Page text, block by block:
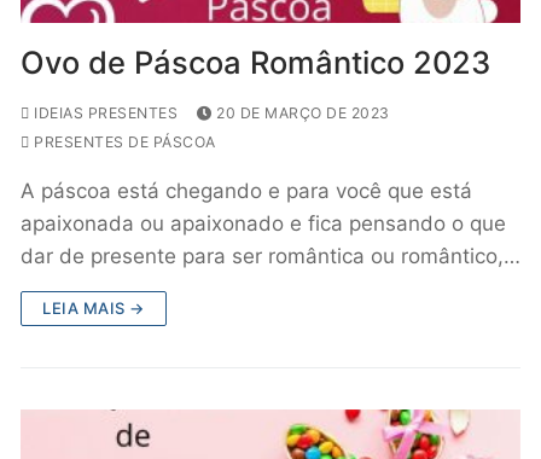
Ovo de Páscoa Romântico 2023
IDEIAS PRESENTES
20 DE MARÇO DE 2023
PRESENTES DE PÁSCOA
A páscoa está chegando e para você que está
apaixonada ou apaixonado e fica pensando o que
dar de presente para ser romântica ou romântico,…
LEIA MAIS →